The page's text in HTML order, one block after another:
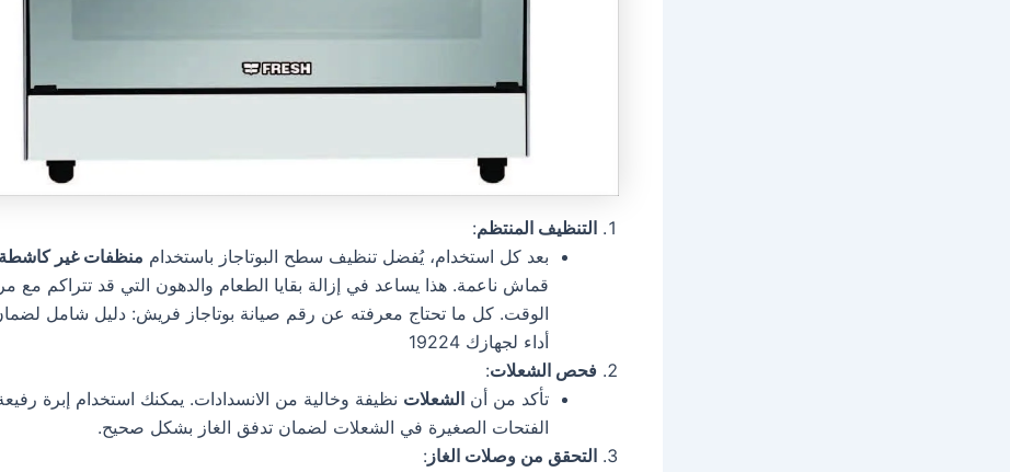
التنظيف المنتظم:
بعد كل استخدام، يُفضل تنظيف سطح البوتاجاز باستخدام منظفات غير كاشطة
قماش ناعمة. هذا يساعد في إزالة بقايا الطعام والدهون التي قد تتراكم مع
الوقت. كل ما تحتاج معرفته عن رقم صيانة بوتاجاز فريش: دليل شامل
أداء لجهازك 19224
فحص الشعلات:
تأكد من أن الشعلات نظيفة وخالية من الانسدادات. يمكنك استخدام إبرة
الفتحات الصغيرة في الشعلات لضمان تدفق الغاز بشكل صحيح.
التحقق من وصلات الغاز :